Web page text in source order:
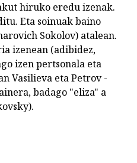
hiruko eredu izenak.
Eta soinuak baino
Sokolov) atalean.
izenean (adibidez,
izen pertsonala eta
Vasilieva eta Petrov -
badago "eliza" a